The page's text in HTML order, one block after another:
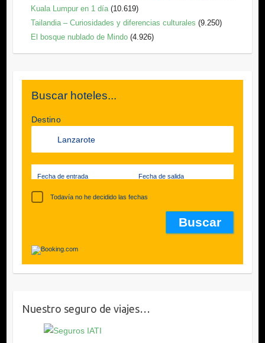
Kuala Lumpur en 1 día (10.619)
Tailandia – Curiosidades y diferencias culturales (9.250)
El bosque nublado de Mindo (4.926)
Buscar hoteles...
Destino
Fecha de entrada Fecha de salida
Todavía no he decidido las fechas
Nuestro seguro de viajes…